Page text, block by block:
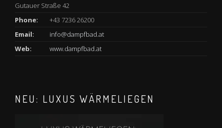
Gutauer Straße 42
Phone:
+43 7236 26200
Email:
info@dampfbad.at
Web:
www.dampfbad.at
NEU: LUXUS WÄRMELIEGEN